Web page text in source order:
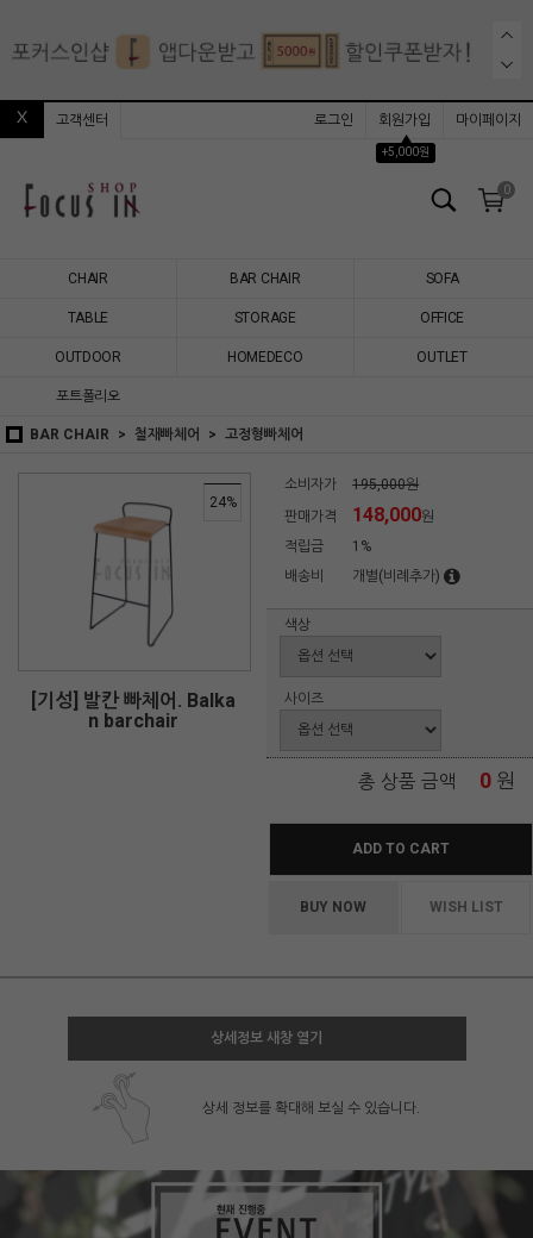
고객센터 로그인
회원가입
▲
+5,000원
마이페이지
0
CHAIR BAR CHAIR SOFA
TABLE STORAGE OFFICE
OUTDOOR HOMEDECO OUTLET
포트폴리오
BAR CHAIR 철재빠체어 고정형빠체어
24%
[기성] 발칸 빠체어. Balka
n barchair
소비자가
195,000원
판매가격
148,000원
적립금
1%
배송비
개별(비례추가)
색상
사이즈
총 상품 금액 0 원
ADD TO CART
BUY NOW WISH LIST
상세정보 새창 열기
상세 정보를 확대해 보실 수 있습니다.